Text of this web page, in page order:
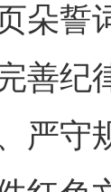
誓词
善纪
严守